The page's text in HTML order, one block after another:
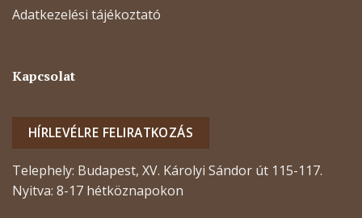
Adatkezelési tájékoztató
Kapcsolat
HÍRLEVÉLRE FELIRATKOZÁS
Telephely: Budapest, XV. Károlyi Sándor út 115-117.
Nyitva: 8-17 hétköznapokon